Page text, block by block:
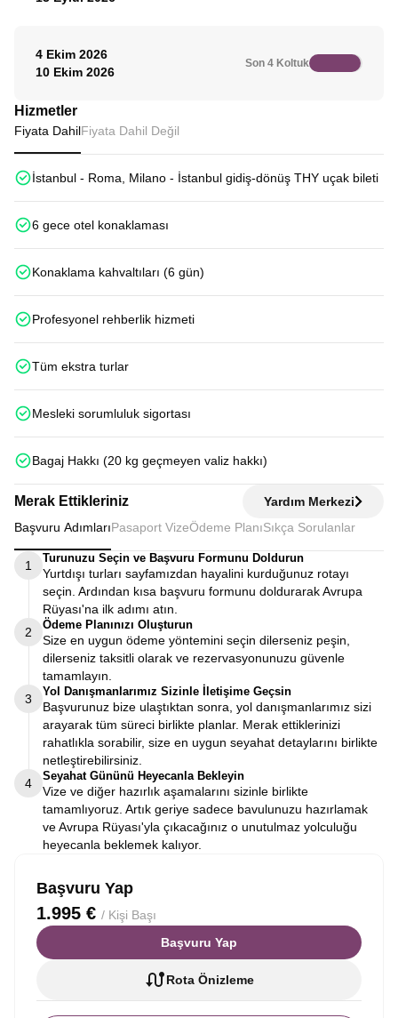
4 Ekim 2026
10 Ekim 2026
Son 4 Koltuk
Hizmetler
Fiyata DahilFiyata Dahil Değil
İstanbul - Roma, Milano - İstanbul gidiş-dönüş THY uçak bileti
6 gece otel konaklaması
Konaklama kahvaltıları (6 gün)
Profesyonel rehberlik hizmeti
Tüm ekstra turlar
Mesleki sorumluluk sigortası
Bagaj Hakkı (20 kg geçmeyen valiz hakkı)
Merak Ettikleriniz
Yardım Merkezi
Başvuru AdımlarıPasaport VizeÖdeme Planı Sıkça Sorulanlar
1
Turunuzu Seçin ve Başvuru Formunu Doldurun
Yurtdışı turları sayfamızdan hayalini kurduğunuz rotayı
seçin. Ardından kısa başvuru formunu doldurarak Avrupa
Rüyası'na ilk adımı atın.
2
Ödeme Planınızı Oluşturun
Size en uygun ödeme yöntemini seçin dilerseniz peşin,
dilerseniz taksitli olarak ve rezervasyonunuzu güvenle
tamamlayın.
3
Yol Danışmanlarımız Sizinle İletişime Geçsin
Başvurunuz bize ulaştıktan sonra, yol danışmanlarımız sizi
arayarak tüm süreci birlikte planlar. Merak ettiklerinizi
rahatlıkla sorabilir, size en uygun seyahat detaylarını birlikte
netleştirebilirsiniz.
4
Seyahat Gününü Heyecanla Bekleyin
Vize ve diğer hazırlık aşamalarını sizinle birlikte
tamamlıyoruz. Artık geriye sadece bavulunuzu hazırlamak
ve Avrupa Rüyası'yla çıkacağınız o unutulmaz yolculuğu
heyecanla beklemek kalıyor.
Başvuru Yap
1.995 € / Kişi Başı
Başvuru Yap
Rota Önizleme